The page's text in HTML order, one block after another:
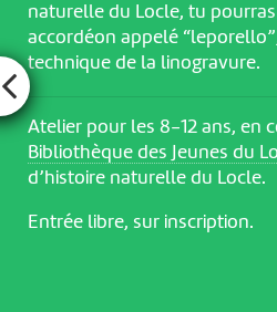
naturelle du Locle, tu
accordéon appelé
technique de la linogravure.
Atelier pour les 8-12 ans, en
Bibliothèque des Jeunes du
d’histoire naturelle du Locle.
Entrée libre, sur inscription.